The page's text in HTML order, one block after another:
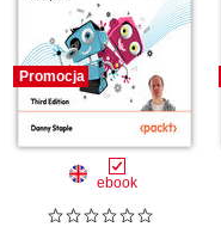
Promocja
ebook